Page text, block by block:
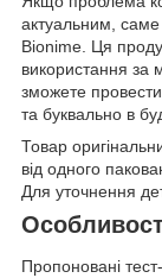
актуальним, саме
Bionime. Ця
використання
зможете
та буквально в
Товар
від одного
Для уточнення
Пропоновані